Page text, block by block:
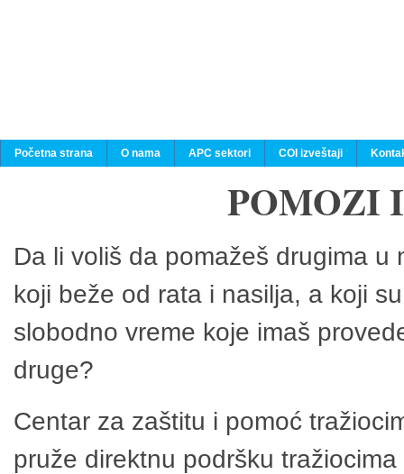
Početna strana O nama APC sektori COI izveštaji
POMOZI
Da li voliš da pomažeš drugima
koji beže od rata i nasilja, a koji
slobodno vreme koje imaš
druge?
Centar za zaštitu i pomoć
pruže direktnu podršku